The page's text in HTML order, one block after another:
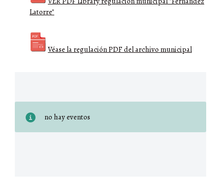
Latorre"
Véase la regulación PDF del archivo municipal
no hay eventos